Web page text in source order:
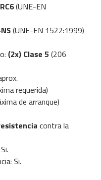
RC6(UNE-EN
(UNE-EN 1522:1999)
(2x) Clase 5 (206
requerida)
de arranque)
contra la
Si.